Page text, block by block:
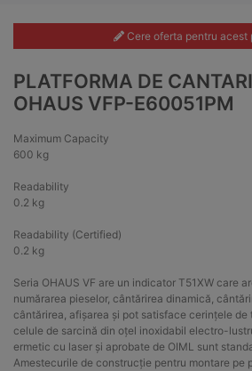
Cere oferta pentru acest
PLATFORMA DE
OHAUS VFP-E60051PM
Maximum Capacity
600 kg
Readability
0.2 kg
Readability (Certified)
0.2 kg
Seria OHAUS VF are un indicator T51XW care
numărarea pieselor, cântărirea dinamică,
cântărirea, afișarea și pot satisface cerințele de
celule de sarcină din oțel inoxidabil electro-
ermetic cu laser și aprobate de OIML sunt
Amestecurile de construcție pentru montare pe